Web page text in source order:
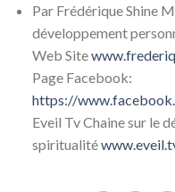
Par Frédérique Shine
développement
Web Site
Page Facebook:
https://
Eveil Tv Chaine sur le
spiritualité